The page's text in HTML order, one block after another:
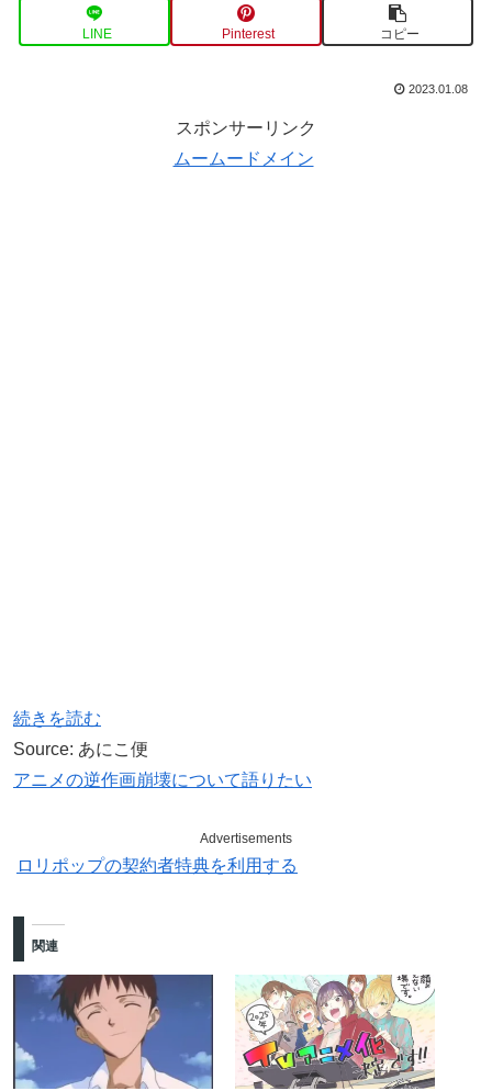
LINE Pinterest コピー
2023.01.08
スポンサーリンク
ムームードメイン
続きを読む
Source: あにこ便
アニメの逆作画崩壊について語りたい
Advertisements
ロリポップの契約者特典を利用する
関連